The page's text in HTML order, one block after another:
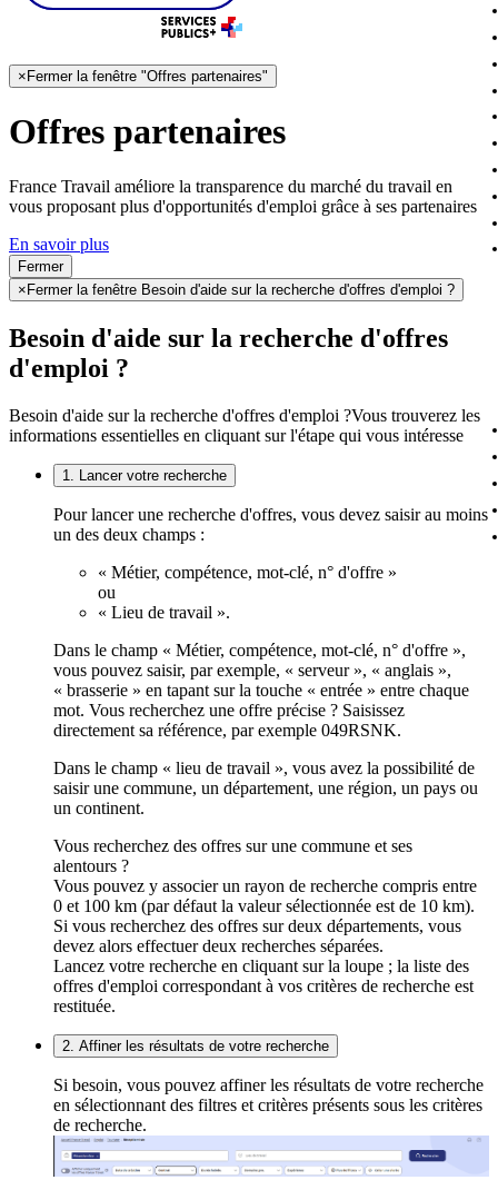
× Fermer la fenêtre "Offres partenaires"
Offres partenaires
France Travail améliore la transparence du marché du travail en
vous proposant plus d'opportunités d'emploi grâce à ses partenaires
En savoir plus
Fermer
× Fermer la fenêtre Besoin d'aide sur la recherche d'offres d'emploi ?
Besoin d'aide sur la recherche d'offres
d'emploi ?
Besoin d'aide sur la recherche d'offres d'emploi ?Vous trouverez les
informations essentielles en cliquant sur l'étape qui vous intéresse
1. Lancer votre recherche
Pour lancer une recherche d'offres, vous devez saisir au moins
un des deux champs :
« Métier, compétence, mot-clé, n° d'offre »
ou
« Lieu de travail ».
Dans le champ « Métier, compétence, mot-clé, n° d'offre »,
vous pouvez saisir, par exemple, « serveur », « anglais »,
« brasserie » en tapant sur la touche « entrée » entre chaque
mot. Vous recherchez une offre précise ? Saisissez
directement sa référence, par exemple 049RSNK.
Dans le champ « lieu de travail », vous avez la possibilité de
saisir une commune, un département, une région, un pays ou
un continent.
Vous recherchez des offres sur une commune et ses
alentours ?
Vous pouvez y associer un rayon de recherche compris entre
0 et 100 km (par défaut la valeur sélectionnée est de 10 km).
Si vous recherchez des offres sur deux départements, vous
devez alors effectuer deux recherches séparées.
Lancez votre recherche en cliquant sur la loupe ; la liste des
offres d'emploi correspondant à vos critères de recherche est
restituée.
2. Affiner les résultats de votre recherche
Si besoin, vous pouvez affiner les résultats de votre recherche
en sélectionnant des filtres et critères présents sous les critères
de recherche.